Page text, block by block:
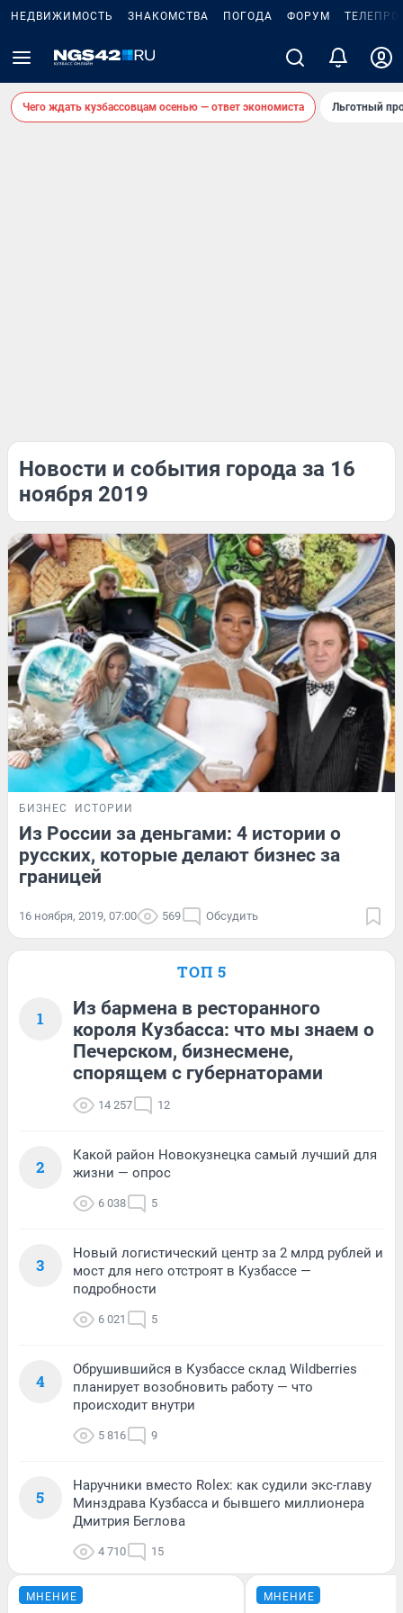
НЕДВИЖИМОСТЬ ЗНАКОМСТВА ПОГОДА ФОРУМ
Чего ждать кузбассовцам осенью — ответ экономиста Льготный
Новости и события города за 16
ноября 2019
БИЗНЕС ИСТОРИИ
Из России за деньгами: 4 истории о
русских, которые делают бизнес за
границей
16 ноября, 2019, 07:00 569 Обсудить
ТОП 5
1
Из бармена в ресторанного
короля Кузбасса: что мы знаем о
Печерском, бизнесмене,
спорящем с губернаторами
14 257 12
2
Какой район Новокузнецка самый лучший для
жизни — опрос
6 038 5
3
Новый логистический центр за 2 млрд рублей и
мост для него отстроят в Кузбассе —
подробности
6 021 5
4
Обрушившийся в Кузбассе склад Wildberries
планирует возобновить работу — что
происходит внутри
5 816 9
5
Наручники вместо Rolex: как судили экс-главу
Минздрава Кузбасса и бывшего миллионера
Дмитрия Беглова
4 710 15
МНЕНИЕ МНЕНИЕ